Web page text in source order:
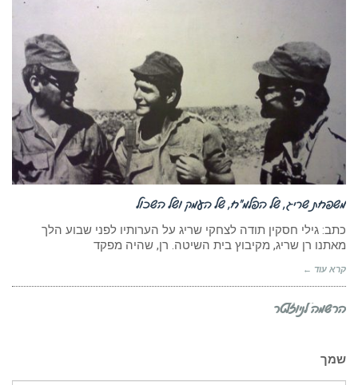
משפחת שריג, של הפלמ”ח, של העמק ושל השכול
כתב: גילי חסקין תודה לצחקי שריג על הערותיו לפני שבוע הלך
מאתנו רן שריג, מקיבוץ בית השיטה. רן, שהיה מפקד
קרא עוד ←
הרשמה לניוזלטר
שמך